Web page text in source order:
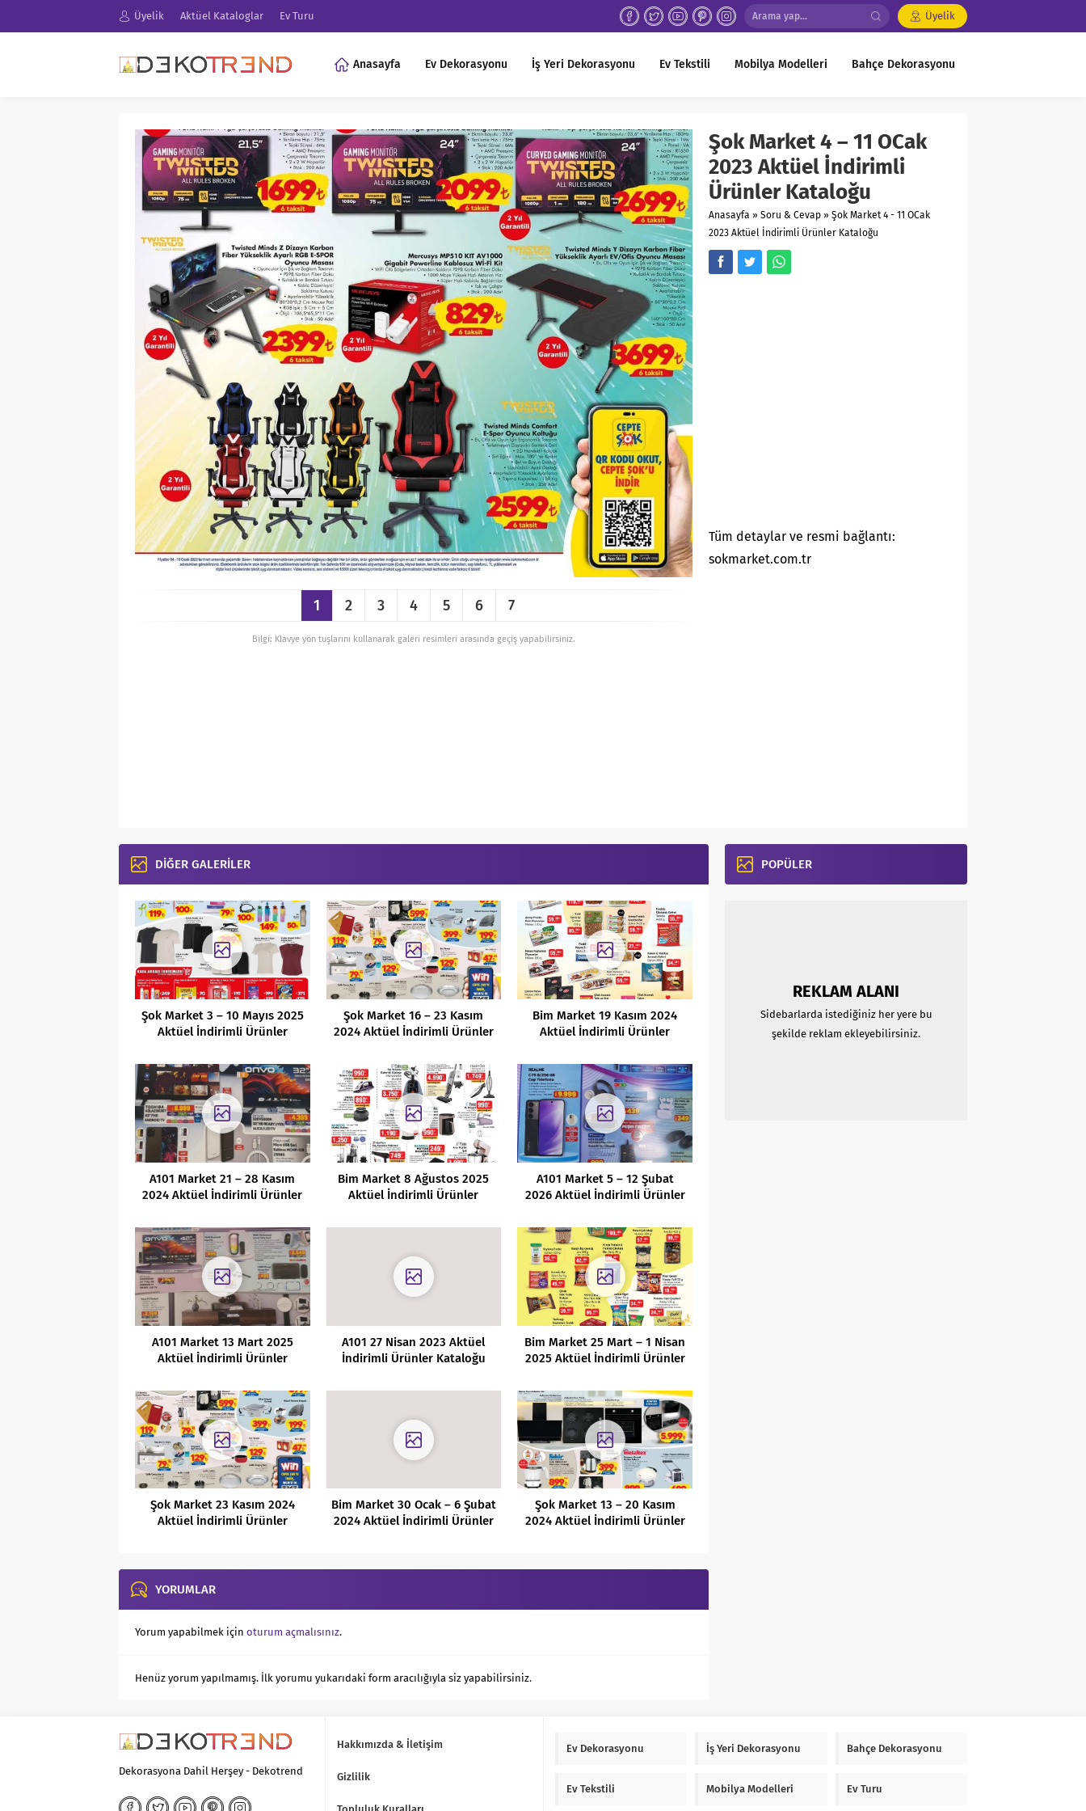
Üyelik Aktüel Kataloglar Ev Turu Üyelik
Anasayfa Ev Dekorasyonu İş Yeri Dekorasyonu Ev Tekstili Mobilya Modelleri Bahçe Dekorasyonu
1 2 3 4 5 6 7
Bilgi: Klavye yön tuşlarını kullanarak galeri resimleri arasında geçiş yapabilirsiniz.
Şok Market 4 – 11 OCak
2023 Aktüel İndirimli
Ürünler Kataloğu
Anasayfa » Soru & Cevap » Şok Market 4 - 11 OCak
2023 Aktüel İndirimli Ürünler Kataloğu
Tüm detaylar ve resmi bağlantı:
sokmarket.com.tr
DİĞER GALERİLER
Şok Market 3 – 10 Mayıs 2025
Aktüel İndirimli Ürünler
Şok Market 16 – 23 Kasım
2024 Aktüel İndirimli Ürünler
Bim Market 19 Kasım 2024
Aktüel İndirimli Ürünler
A101 Market 21 – 28 Kasım
2024 Aktüel İndirimli Ürünler
Bim Market 8 Ağustos 2025
Aktüel İndirimli Ürünler
A101 Market 5 – 12 Şubat
2026 Aktüel İndirimli Ürünler
A101 Market 13 Mart 2025
Aktüel İndirimli Ürünler
A101 27 Nisan 2023 Aktüel
İndirimli Ürünler Kataloğu
Bim Market 25 Mart – 1 Nisan
2025 Aktüel İndirimli Ürünler
Şok Market 23 Kasım 2024
Aktüel İndirimli Ürünler
Bim Market 30 Ocak – 6 Şubat
2024 Aktüel İndirimli Ürünler
Şok Market 13 – 20 Kasım
2024 Aktüel İndirimli Ürünler
YORUMLAR
Yorum yapabilmek için oturum açmalısınız.
Henüz yorum yapılmamış. İlk yorumu yukarıdaki form aracılığıyla siz yapabilirsiniz.
POPÜLER
REKLAM ALANI
Sidebarlarda istediğiniz her yere bu
şekilde reklam ekleyebilirsiniz.
Dekorasyona Dahil Herşey - Dekotrend
Hakkımızda & İletişim
Gizlilik
Ev Dekorasyonu İş Yeri Dekorasyonu Bahçe Dekorasyonu
Ev Tekstili Mobilya Modelleri Ev Turu